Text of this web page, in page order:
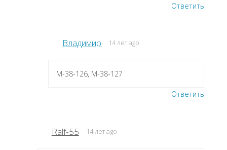
Ответить
Владимир 14 лет ago
M-38-126, M-38-127
Ответить
Ralf-55 14 лет ago